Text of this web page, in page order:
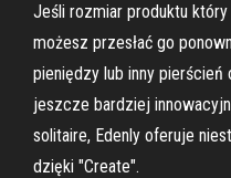
Jeśli rozmiar produktu który
możesz przesłać go
pieniędzy lub inny
jeszcze bardziej
solitaire, Edenly oferuje
dzięki "Create".